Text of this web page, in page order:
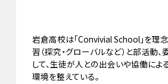
岩倉高校は「Convivial School」を理
習（探究・グローバルなど）と部活動
して、生徒が人との出会いや協働によ
環境を整えている。